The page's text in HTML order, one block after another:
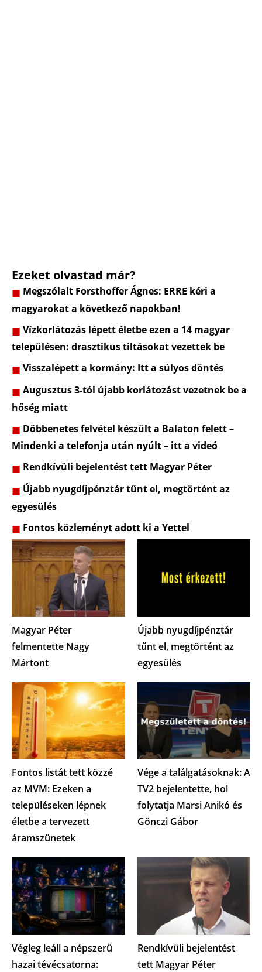
Ezeket olvastad már?
Megszólalt Forsthoffer Ágnes: ERRE kéri a
magyarokat a következő napokban!
Vízkorlátozás lépett életbe ezen a 14 magyar
településen: drasztikus tiltásokat vezettek be
Visszalépett a kormány: Itt a súlyos döntés
Augusztus 3-tól újabb korlátozást vezetnek be a
hőség miatt
Döbbenetes felvétel készült a Balaton felett –
Mindenki a telefonja után nyúlt – itt a videó
Rendkívüli bejelentést tett Magyar Péter
Újabb nyugdíjpénztár tűnt el, megtörtént az
egyesülés
Fontos közleményt adott ki a Yettel
Magyar Péter
felmentette Nagy
Mártont
Újabb nyugdíjpénztár
tűnt el, megtörtént az
egyesülés
Fontos listát tett közzé
az MVM: Ezeken a
településeken lépnek
életbe a tervezett
áramszünetek
Vége a találgatásoknak: A
TV2 bejelentette, hol
folytatja Marsi Anikó és
Gönczi Gábor
Végleg leáll a népszerű
hazai tévécsatorna:
Rendkívüli bejelentést
tett Magyar Péter